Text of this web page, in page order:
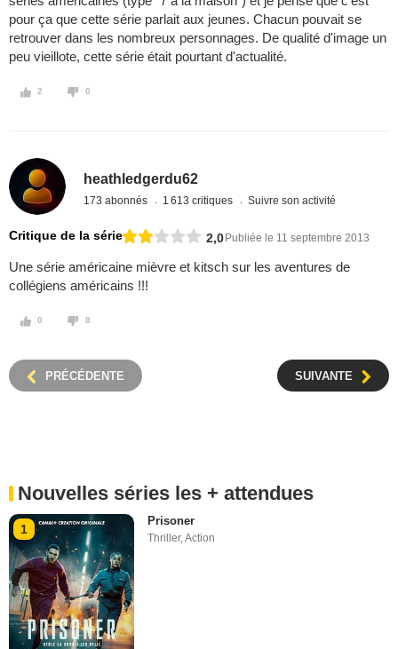
pour ça que cette série parlait aux jeunes. Chacun pouvait se
retrouver dans les nombreux personnages. De qualité d'image un
peu vieillote, cette série était pourtant d'actualité.
2 0
heathledgerdu62
173 abonnés 1 613 critiques Suivre son activité
Critique de la série 2,0 Publiée le 11 septembre 2013
Une série américaine mièvre et kitsch sur les aventures de
collégiens américains !!!
0 8
PRÉCÉDENTE SUIVANTE
Nouvelles séries les + attendues
1
Prisoner
Thriller,Action